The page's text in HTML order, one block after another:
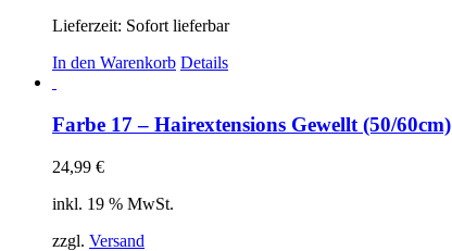
Lieferzeit: Sofort lieferbar
In den Warenkorb Details
Farbe 17 – Hairextensions Gewellt (50/60cm)
24,99 €
inkl. 19 % MwSt.
zzgl. Versand